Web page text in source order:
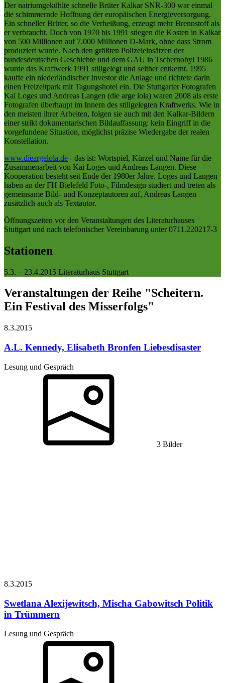
Der natriumgekühlte schnelle Brüter Kalkar SNR-300 war einmal
die schimmernde Hoffnung der europäischen Energieversorgung.
Ein schneller Brüter, so die Verheißung, erzeugt mehr Brennstoff als
er verbraucht. Doch von 1970 bis 1991 stiegen die Kosten in Kalkar
von 500 Millionen auf 7.000 Millionen D-Mark, ohne dass Strom
produziert wurde. Nach den größten Polizeieinsätzen der
bundesdeutschen Geschichte und dem GAU in Tschernobyl 1986
wurde das Kraftwerk 1991 stillgelegt und seither entkernt. 1995
kaufte ein niederländischer Investor die Anlage und richtete darin
einen Freizeitpark mit Tagungshotel ein. Die Stuttgarter Fotografen
Kai Loges und Andreas Langen (die arge lola) waren 2008 als erste
Fotografen überhaupt im Innern des stillgelegten Kraftwerks. Wie in
den meisten ihrer Arbeiten, folgen sie auch mit den Kalkar-Bildern
einer strikt dokumentarischen Bildauffassung: kein Eingriff in die
vorgefundene Situation, möglichst präzise Wiedergabe der realen
Konstellation.
www.dieargelola.de - das ist: Wortspiel, Kürzel und Name für die
Zusammenarbeit von Kai Loges und Andreas Langen. Diese
Kooperation besteht seit Ende der 1980er Jahre. Loges und Langen
haben an der FH Bielefeld Foto-, Filmdesign studiert und treten als
gemeinsame Bild- und Konzeptautoren auf, Andreas Langen
zusätzlich auch als Textautor.
Öffnungszeiten vor den Veranstaltungen des Literaturhauses
Stuttgart und nach telefonischer Vereinbarung unter 0711.220217-3
Stationen
5.3. – 23.4.2015 Literaturhaus Stuttgart
Veranstaltungen der Reihe "Scheitern.
Ein Festival des Misserfolgs"
8.3.2015
A.L. Kennedy, Elisabeth Bronfen Liebesdisaster
Lesung und Gespräch
3 Bilder
8.3.2015
Swetlana Alexijewitsch, Mischa Gabowitsch Politik
in Trümmern
Lesung und Gespräch